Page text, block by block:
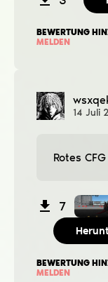
BEWERTUNG
MELDEN
14 Juli
Rotes
7
BEWERTUNG
MELDEN